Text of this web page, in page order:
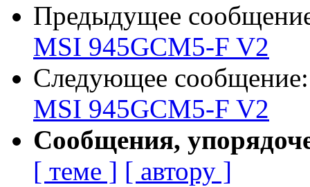
Предыдущее
MSI 945GCM5-F V2
Следующее
MSI 945GCM5-F V2
Сообщения,
[ теме ] [ автору ]